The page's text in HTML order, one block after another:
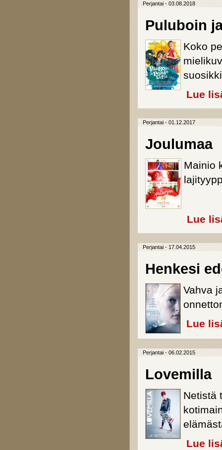
Perjantai - 03.08.2018
Puluboin
Koko
Lue
Perjantai - 01.12.2017
Joulumaa
Mainio
Lue
Perjantai - 17.04.2015
Henkesi
Vahva
Lue
Perjantai - 06.02.2015
Lovemilla
Netistä
Lue